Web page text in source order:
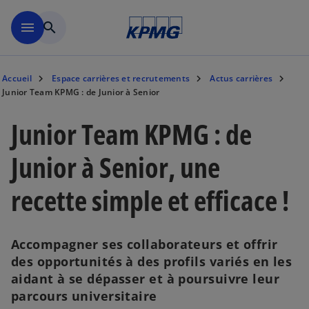
menu search
Accueil Espace carrières et recrutements
Actus carrières
Junior Team KPMG : de Junior à Senior
Junior Team KPMG : de
Junior à Senior, une
recette simple et efficace !
Accompagner ses collaborateurs et offrir
des opportunités à des profils variés en les
aidant à se dépasser et à poursuivre leur
parcours universitaire